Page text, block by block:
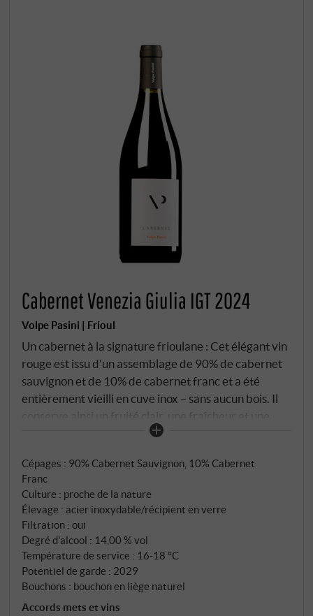
Cabernet Venezia Giulia IGT 2024
Volpe Pasini | Frioul
Un cabernet à la signature frioulane : Cet élégant vin
rouge est issu d'un assemblage de 90% de cabernet
sauvignon et de 10% de cabernet franc et a été
entièrement vieilli en cuve inox – sans aucun bois. Il
conserve ainsi un fruité clair, une fraîcheur et une
typicité variétale d'une grande pureté. Le millésime
Colli-Orientali : des journées chaudes, des nuits
fraîches et des coteaux bien aérés ont permis
d'obtenir des raisins propres et expressifs. Dans le
verre, un rouge rubis intense. Le parfum s'ouvre sur
des arômes de cassis, de mûre, un soupçon de
poivron vert et d'herbes méditerranéennes. En
bouche, ce cabernet se montre structuré, avec un
fruit précis, des tanins au grain fin et une acidité vive.
Un représentant authentique du cépage qui allie
Cépages : 90% Cabernet Sauvignon, 10% Cabernet
Franc
Culture : proche de la nature
Élevage : acier inoxydable/récipient en verre
Filtration : oui
Degré d'alcool : 14,00 % vol
Température de service : 16‑18 °C
Potentiel de garde : 2029
Bouchons : bouchon en liège naturel
Accords mets et vins